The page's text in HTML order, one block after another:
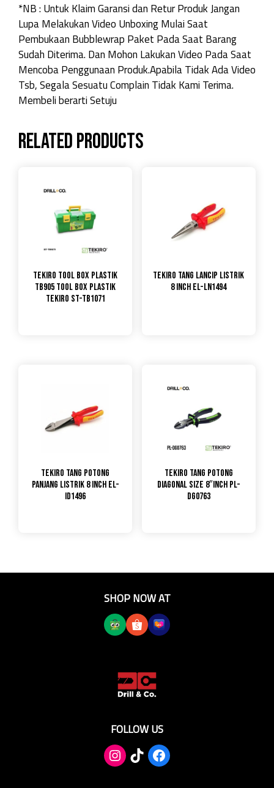
*NB : Untuk Klaim Garansi dan Retur Produk Jangan
Lupa Melakukan Video Unboxing Mulai Saat
Pembukaan Bubblewrap Paket Pada Saat Barang
Sudah Diterima. Dan Mohon Lakukan Video Pada Saat
Mencoba Penggunaan Produk.Apabila Tidak Ada Video
Tsb, Segala Sesuatu Complain Tidak Kami Terima.
Membeli berarti Setuju
Related products
TEKIRO Tool Box Plastik
TB905 Tool Box Plastik
Tekiro ST-TB1071
TEKIRO Tang Lancip Listrik
8 Inch EL-LN1494
TEKIRO Tang Potong
Panjang Listrik 8 Inch EL-
ID1496
TEKIRO Tang Potong
Diagonal Size 8″Inch PL-
DG0763
SHOP NOW AT
FOLLOW US
TikTokFacebook